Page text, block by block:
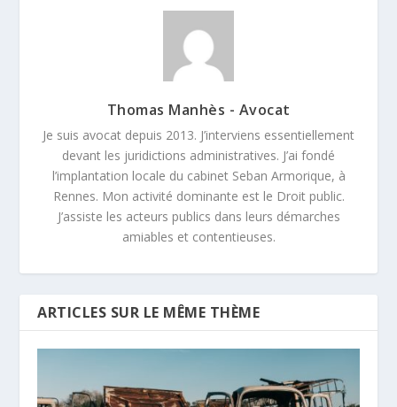
Thomas Manhès - Avocat
Je suis avocat depuis 2013. J’interviens essentiellement
devant les juridictions administratives. J’ai fondé
l’implantation locale du cabinet Seban Armorique, à
Rennes. Mon activité dominante est le Droit public.
J’assiste les acteurs publics dans leurs démarches
amiables et contentieuses.
ARTICLES SUR LE MÊME THÈME